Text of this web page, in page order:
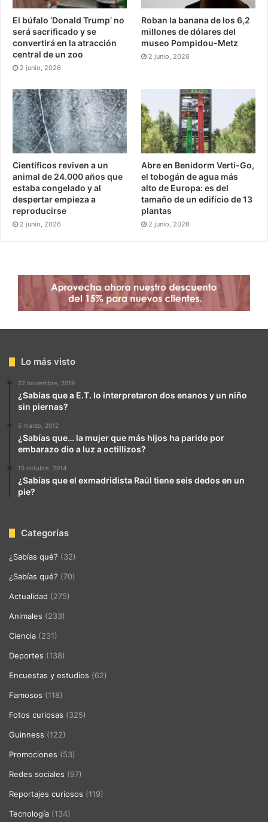
Etiquetas disney
El búfalo ‘Donald Trump’ no
será sacrificado y se
convertirá en la atracción
central de un zoo
2 junio, 2026
Roban la banana de los 6,2
millones de dólares del
museo Pompidou-Metz
2 junio, 2026
Científicos reviven a un
animal de 24.000 años que
estaba congelado y al
despertar empieza a
reproducirse
2 junio, 2026
Abre en Benidorm Verti-Go,
el tobogán de agua más
alto de Europa: es del
tamaño de un edificio de 13
plantas
2 junio, 2026
Lo más visto
22 noviembre, 2019
¿Sabías que a E.T. lo interpretaron dos enanos y un niño
sin piernas?
5 marzo, 2012
¿Sabías que… la mujer que más hijos ha parido por
embarazo dio a luz a octillizos?
15 octubre, 2014
¿Sabías que el exmadridista Raúl tiene seis dedos en un
pie?
Categorías
¿Sabías qué? (32)
¿Sabías qué? (70)
Actualidad (275)
Animales (233)
Ciencia (231)
Deportes (138)
Encuestas y estudios (62)
Famosos (118)
Fotos curiosas (325)
Guinness (122)
Promociones (53)
Redes sociales (97)
Reportajes curiosos (119)
Tecnología (134)